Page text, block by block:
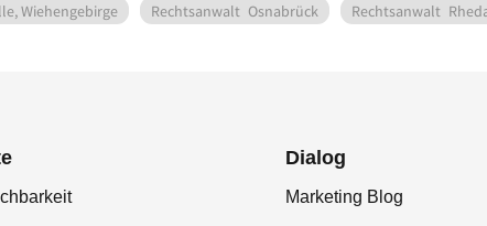
Wiehengebirge Rechtsanwalt Osnabrück Rechtsanwalt
Dialog
Marketing Blog